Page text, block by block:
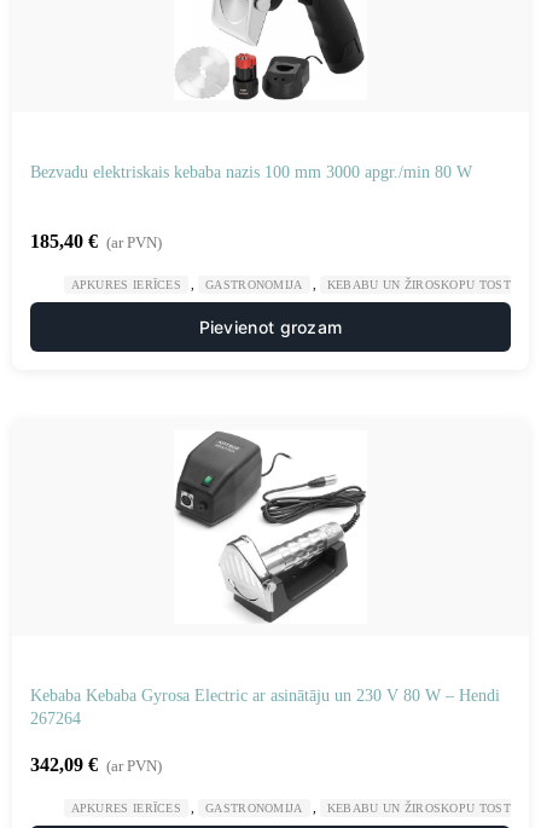
Bezvadu elektriskais kebaba nazis 100 mm 3000 apgr./min 80 W
185,40 € (ar PVN)
APKURES IERĪCES GASTRONOMIJA KEBABU UN ŽIROSKOPU TOSTERI
Pievienot grozam
Kebaba Kebaba Gyrosa Electric ar asinātāju un 230 V 80 W – Hendi
267264
342,09 € (ar PVN)
APKURES IERĪCES GASTRONOMIJA KEBABU UN ŽIROSKOPU TOSTERI